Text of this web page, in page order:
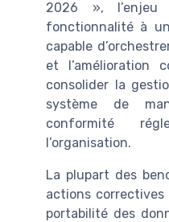
2026 »,
fonctionnalité à
capable
et l’amélioration
consolider la
système de
conformité
l’organisation.
La plupart des
actions
portabilité des